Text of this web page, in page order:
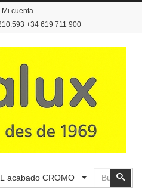
Mi cuenta
+34 619 711 900
acabado CROMO